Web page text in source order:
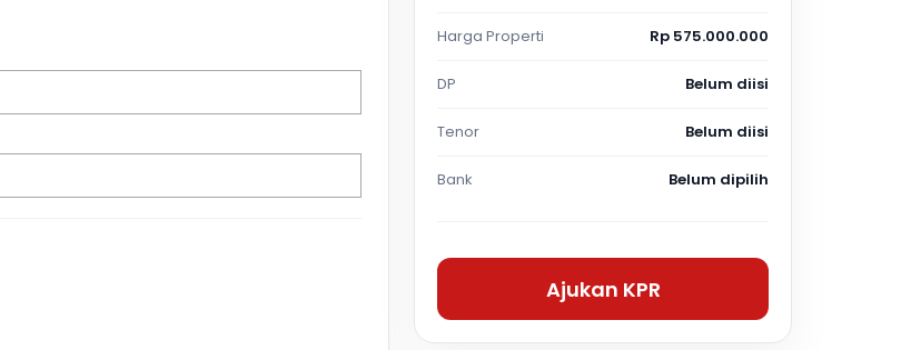
Harga Properti Rp 575.000.000
DP Belum diisi
Tenor Belum diisi
Bank Belum dipilih
Ajukan KPR